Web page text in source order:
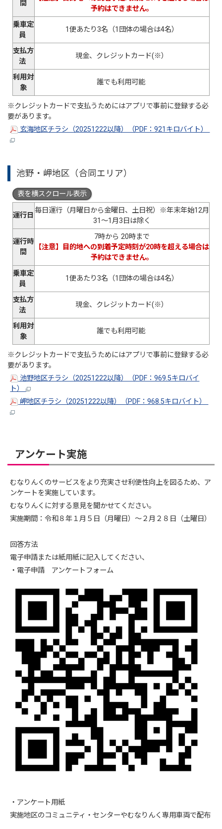
間
予約はできません。
乗車定
員
1便あたり3名（1団体の場合は4名）
支払方
法
現金、クレジットカード(※）
利用対
象
誰でも利用可能
※クレジットカードで支払うためにはアプリで事前に登録する必
要があります。
玄海地区チラシ（20251222以降）（PDF：921キロバイト）
池野・岬地区（合同エリア）
表を横スクロール表示
運行日
毎日運行（月曜日から金曜日、土日祝）※年末年始12月
31～1月3日は除く
運行時
間
7時から 20時まで
【注意】目的地への到着予定時刻が20時を超える場合は
予約はできません。
乗車定
員
1便あたり3名（1団体の場合は4名）
支払方
法
現金、クレジットカード(※）
利用対
象
誰でも利用可能
※クレジットカードで支払うためにはアプリで事前に登録する必
要があります。
池野地区チラシ（20251222以降）（PDF：969.5キロバイ
ト）
岬地区チラシ（20251222以降）（PDF：968.5キロバイト）
アンケート実施
むなりんくのサービスをより充実させ利便性向上を図るため、ア
ンケートを実施しています。
むなりんくに対する意見を聞かせてください。
実施期間：令和８年１月５日（月曜日）～２月２８日（土曜日）
回答方法
電子申請または紙用紙に記入してください、
・電子申請 アンケートフォーム
・アンケート用紙
実施地区のコミュニティ・センターやむなりんく専用車両で配布